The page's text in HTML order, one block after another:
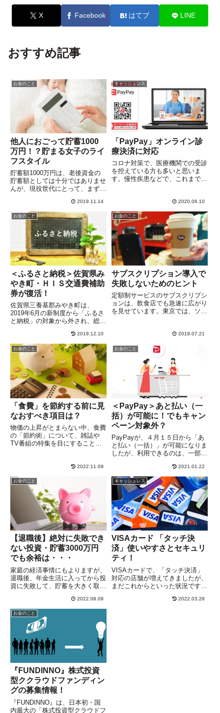
X Facebook はてブ LINE
おすすめ記事
お金のこと
他人におごって貯蓄1000
万円！？貯まる女子のライ
フスタイル
貯蓄額1000万円は、老後資金の
貯蓄額としては十分ではありませ
んが、現役世代にとって、まずは
費やお小遣いを切りつめる貯蓄プ
ランもありますが、あまり無理を
すると、健康にも精神的にもよく
ありません。無理しないで10...
2019.11.14
キャッシュレス
「PayPay」オンライン診
療決済に対応
コロナ対策で、医療機関での受診
を控えている方も多いと思いま
す。慢性疾患などで、これまで定
が、そんなときに便利なのが「オ
ンライン診療」。「オンライン診
療」には、おもに次のようなメリ
ット...
2020.06.10
お金のこと
＜ふるさと納税＞佐賀県み
やき町・ＨＩＳ交通費補助
券が復活！
佐賀県三養基郡みやき町は、
2019年6月の新制度から「ふるさ
と納税」の対象から外され、総務
とも2020年9月以降までとしてい
ます。この記事については、過去
の返礼品の参考にしてください。
ふるさと納税は、納税者には...
2019.12.10
お金のこと
サブスクリプション導入で
失敗しないためのヒント
定額制サービスのサブスクリプシ
ョンは、飲食店でも急速に広がり
を見せています。東京では、ソフ
サロン、ヨガ教室などを対象とし
メニュー」の導入支援サービ...
2019.07.21
お金のこと
「食費」を節約する前に見
なおすべき項目は？
物価の上昇がとまらない中、食費
の「節約術」について、雑誌や
TV番組の特集を目にすることが
２万円という節約のカリスマ主
婦。野菜は家庭菜園で調達と思い
きや、そうではないようです。ス
2022.11.09
お金のこと
＜PayPay＞あと払い（一
括）が可能に！でもキャン
ペーン対象外？
PayPayが、４月１５日から「あ
と払い（一括）」が可能になりま
したが、利用できるのは、一部の
者は、PayPayアプリのトップ
に、”あと払い”アイコンが表示さ
れますが、対象者の基準は明らか
にされていません。対象...
2021.01.22
お金のこと
【退職後】絶対に失敗でき
ない投資・貯蓄3000万円
でも余裕は・・・
家庭の経済事情にもよりますが、
退職後、年金生活に入ってから投
資に失敗して、貯蓄を大きく取り
しいでしょう。現役世代なら、コ
ツコツ貯めて再チャレンジできま
すが、すでにリタイアしていた
ら、老後のための準備資金を取り
2022.08.09
キャッシュレス
VISAカード 「タッチ決
済」使いやすさとセキュリ
ティ！
VISAカードで、「タッチ決済」
対応の店舗が増えてきましたが、
まだこれからといった状況です。
ずに、機械にかざすだけで決済す
2022.03.28
お金のこと
『FUNDINNO』株式投資
型ククラウドファンディン
グの募集情報！
『FUNDINNO』は、日本初・国
内最大の「株式投資型クラウドフ